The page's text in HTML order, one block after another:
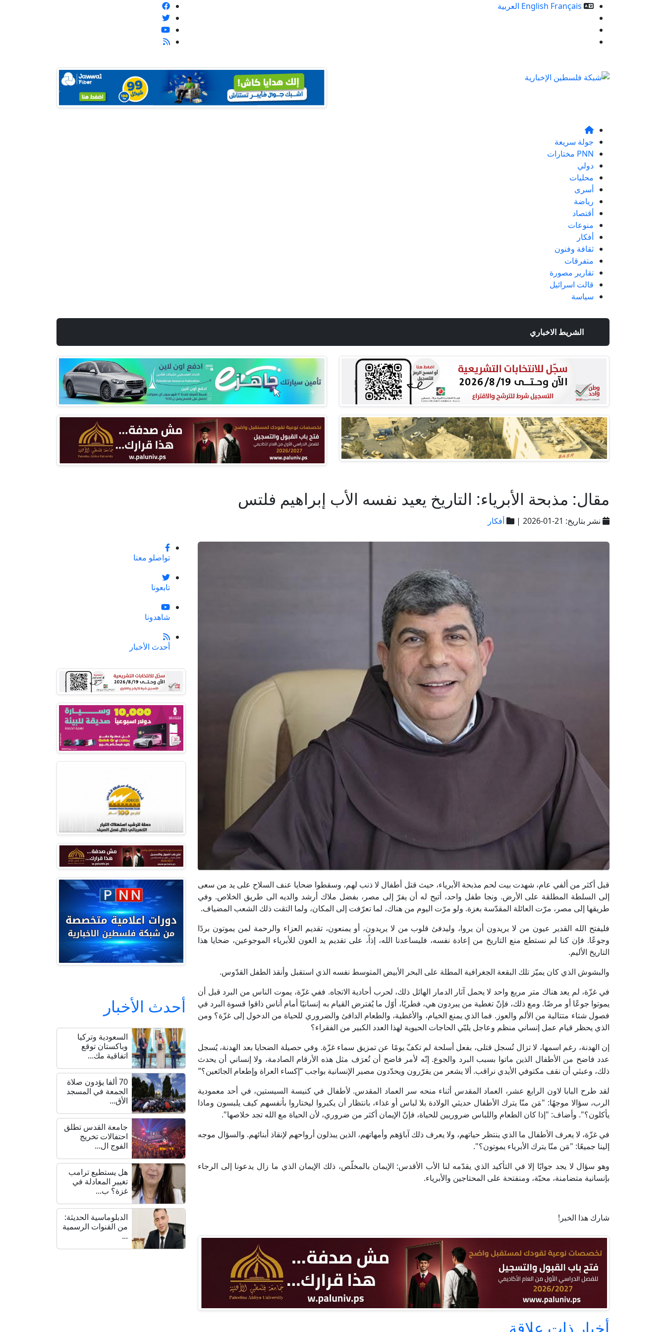
English Français
العربية
جولة سريعة
PNN مختارات
دولي
محليات
أسرى
رياضة
أقتصاد
منوعات
أفكار
ثقافة وفنون
متفرقات
تقارير مصورة
قالت اسرائيل
سياسة
الشريط الاخباري
مقال: مذبحة الأبرياء: التاريخ يعيد نفسه الأب إبراهيم فلتس
نشر بتاريخ: 21-01-2026 | أفكار
قبل أكثر من ألفي عام، شهدت بيت لحم مذبحة الأبرياء، حيث قتل أطفال لا ذنب لهم، وسقطوا ضحايا عنف السلاح على يد من سعى
إلى السلطة المطلقة على الأرض. ونجا طفل واحد، أتيح له أن يفرّ إلى مصر، بفضل ملاك أرشد والديه الى طريق الخلاص. وفي
طريقها إلى مصر، مرّت العائلة المقدّسة بغزة. ولو مرّت اليوم من هناك، لما تعرّفت إلى المكان، ولما التقت ذلك الشعب المضياف.
فليفتح الله القدير عيون من لا يريدون أن يروا، وليدفئ قلوب من لا يريدون، أو يمنعون، تقديم العزاء والرحمة لمن يموتون بردًا
وجوعًا. فإن كنا لم نستطع منع التاريخ من إعادة نفسه، فليساعدنا الله، إذاً، على تقديم يد العون للأبرياء الموجوعين، ضحايا هذا
التاريخ الأليم.
والبشوش الذي كان يميّز تلك البقعة الجغرافية المطلة على البحر الأبيض المتوسط نفسه الذي استقبل وأنقذ الطفل القدّوس.
في غزّة، لم يعد هناك متر مربع واحد لا يحمل آثار الدمار الهائل ذلك، لحرب أحادية الاتجاه. ففي غزّة، يموت الناس من البرد قبل أن
يموتوا جوعًا أو مرضًا. ومع ذلك، فإنّ تغطية من يبردون هي، فطريًا، أوّل ما يُفترض القيام به إنسانيًا أمام أناس ذاقوا قسوة البرد في
فصول شتاء متتالية من الألم والعوز. فما الذي يمنع الخيام، والأغطية، والطعام الدافئ والضروري للحياة من الدخول إلى غزّة؟ ومن
الذي يحظر قيام عمل إنساني منظم وعاجل يلبّي الحاجات الحيوية لهذا العدد الكبير من الفقراء؟
إن الهدنة، رغم اسمها، لا تزال تُسجل قتلى، بفعل أسلحة لم تكفّ يومًا عن تمزيق سماء غزّة. وفي حصيلة الضحايا بعد الهدنة، يُسجل
عدد فاضح من الأطفال الذين ماتوا بسبب البرد والجوع. إنّه لأمر فاضح أن تُعرَف مثل هذه الأرقام الصادمة، ولا إنساني أن يحدث
ذلك، وعبثي أن نقف مكتوفي الأيدي نراقب. ألا يشعر من يقرّرون ويحدّدون مصير الإنسانية بواجب “إكساء العراة وإطعام الجائعين؟”
لقد طرح البابا لاون الرابع عشر، العماد المقدس أثناء منحه سر العماد المقدس. لأطفال في كنيسة السيستين، في أحد معمودية
الرب، سؤالا موجهًا: "مَن منّا يترك الأطفال حديثي الولادة بلا لباس أو غذاء، بانتظار أن يكبروا ليختاروا بأنفسهم كيف يلبسون وماذا
يأكلون؟". وأضاف: "إذا كان الطعام واللباس ضروريين للحياة، فإنّ الإيمان أكثر من ضروري، لأن الحياة مع الله تجد خلاصها".
في غزّة، لا يعرف الأطفال ما الذي ينتظر حياتهم، ولا يعرف ذلك آباؤهم وأمهاتهم، الذين يبذلون أرواحهم لإنقاذ أبنائهم. والسؤال موجه
إلينا جميعًا: "مَن منّا يترك الأبرياء يموتون؟".
وهو سؤال لا يجد جوابًا إلا في التأكيد الذي يقدّمه لنا الأب الأقدس: الإيمان بالمخلّص، ذلك الإيمان الذي ما زال يدعونا إلى الرجاء
بإنسانية متضامنة، محبّة، ومنفتحة على المحتاجين والأبرياء.
شارك هذا الخبر!
تواصلو معنا
تابعونا
شاهدونا
أحدث الأخبار
أحدث الأخبار
السعودية وتركيا
وباكستان توقع
اتفاقية مك...
70 ألفا يؤدون صلاة
الجمعة في المسجد
الأق...
جامعة القدس تطلق
احتفالات تخريج
الفوج ال...
هل يستطيع ترامب
تغيير المعادلة في
غزة؟ ب...
الدبلوماسية الحديثة:
من القنوات الرسمية
...